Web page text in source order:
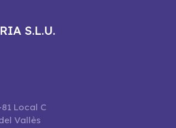
S.L.U.
Local C
Vallès